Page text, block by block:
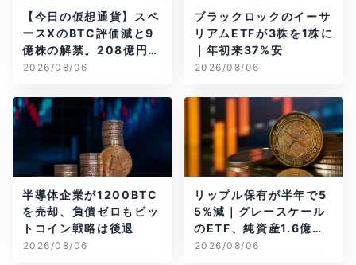
【今日の仮想通貨】スペ
ースXのBTC評価減と9
億株の解禁。208億円相
当のBTCが盗難
2026/08/06
ブラックロックのイーサ
リアムETFが3株を1株に
｜年初来37%安
2026/08/06
半導体企業が1200BTC
を売却、負債ゼロもビッ
トコイン戦略は後退
2026/08/06
リップル保有が半年で5
5%減｜グレースケール
のETF、純資産1.6億ド
ル減
2026/08/06